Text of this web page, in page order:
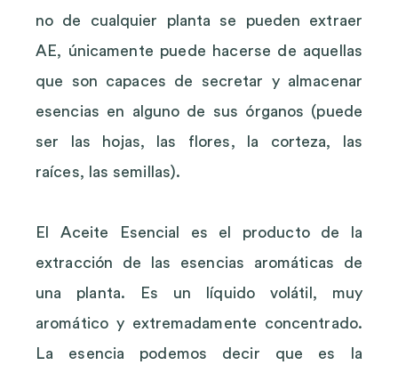
no de cualquier planta se pueden extraer
AE, únicamente puede hacerse de aquellas
que son capaces de secretar y almacenar
esencias en alguno de sus órganos (puede
ser las hojas, las flores, la corteza, las
raíces, las semillas).
El Aceite Esencial es el producto de la
extracción de las esencias aromáticas de
una planta. Es un líquido volátil, muy
aromático y extremadamente concentrado.
La esencia podemos decir que es la